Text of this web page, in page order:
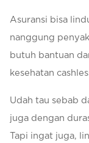
Asuransi bisa
nanggung
butuh bantuan
kesehatan
Udah tau sebab
juga dengan
Tapi ingat juga,